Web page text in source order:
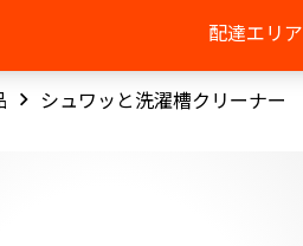
配達エリア
シュワッと洗濯槽クリーナー